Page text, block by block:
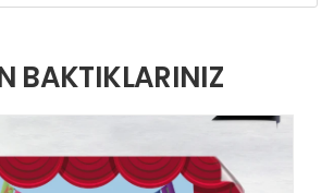
BAKTIKLARINIZ